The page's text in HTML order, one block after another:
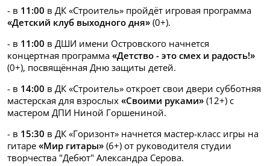
- в 11:00 в ДК «Строитель» пройдёт игровая программа
«Детский клуб выходного дня» (0+).
- в 11:00 в ДШИ имени Островского начнется
концертная программа «Детство - это смех и радость!»
(0+), посвящённая Дню защиты детей.
- в 14:00 в ДК «Строитель» откроет свои двери субботняя
мастерская для взрослых «Своими руками» (12+) с
мастером ДПИ Ниной Горшениной.
- в 15:30 в ДК «Горизонт» начнется мастер-класс игры на
гитаре «Мир гитары» (6+) от руководителя студии
творчества "Дебют" Александра Серова.